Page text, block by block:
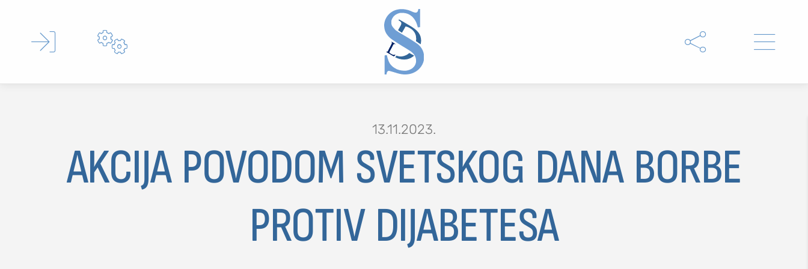
   
13.11.2023.
AKCIJA POVODOM SVETSKOG DANA BORBE
PROTIV DIJABETESA